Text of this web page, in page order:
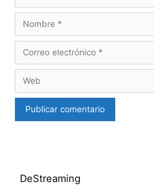
electrónico
DeStreaming